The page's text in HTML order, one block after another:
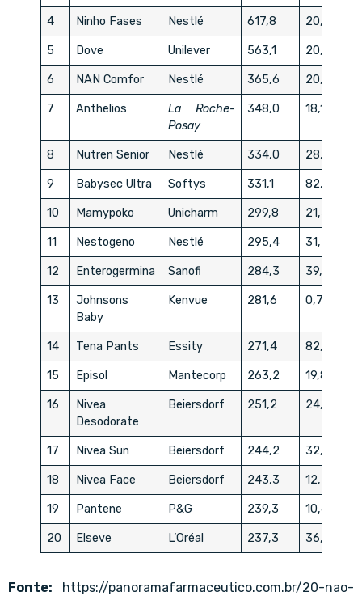
4 Ninho Fases Nestlé 617,8 20,95
5 Dove Unilever 563,1 20,83
6 NAN Comfor Nestlé 365,6 20,72
7 Anthelios
La Roche-
Posay
348,0 18,13
8 Nutren Senior Nestlé 334,0 28,95
9 Babysec Ultra Softys 331,1 82,00
10 Mamypoko Unicharm 299,8 21,56
11 Nestogeno Nestlé 295,4 31,78
12 Enterogermina Sanofi 284,3 39,36
13
Johnsons
Baby
Kenvue 281,6 0,77
14 Tena Pants Essity 271,4 82,00
15 Episol Mantecorp 263,2 19,86
16
Nivea
Desodorate
Beiersdorf 251,2 24,27
17 Nivea Sun Beiersdorf 244,2 32,54
18 Nivea Face Beiersdorf 243,3 12,75
19 Pantene P&G 239,3 10,61
20 Elseve L’Oréal 237,3 36,03
Fonte: https://panoramafarmaceutico.com.br/20-nao-